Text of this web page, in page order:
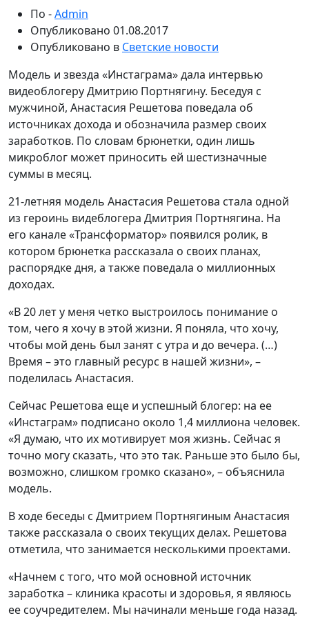
По -Admin
Опубликовано 01.08.2017
Опубликовано в Светские новости
Модель и звезда «Инстаграма» дала интервью
видеоблогеру Дмитрию Портнягину. Беседуя с
мужчиной, Анастасия Решетова поведала об
источниках дохода и обозначила размер своих
заработков. По словам брюнетки, один лишь
микроблог может приносить ей шестизначные
суммы в месяц.
21-летняя модель Анастасия Решетова стала одной
из героинь видеблогера Дмитрия Портнягина. На
его канале «Трансформатор» появился ролик, в
котором брюнетка рассказала о своих планах,
распорядке дня, а также поведала о миллионных
доходах.
«В 20 лет у меня четко выстроилось понимание о
том, чего я хочу в этой жизни. Я поняла, что хочу,
чтобы мой день был занят с утра и до вечера. (…)
Время – это главный ресурс в нашей жизни», –
поделилась Анастасия.
Сейчас Решетова еще и успешный блогер: на ее
«Инстаграм» подписано около 1,4 миллиона человек.
«Я думаю, что их мотивирует моя жизнь. Сейчас я
точно могу сказать, что это так. Раньше это было бы,
возможно, слишком громко сказано», – объяснила
модель.
В ходе беседы с Дмитрием Портнягиным Анастасия
также рассказала о своих текущих делах. Решетова
отметила, что занимается несколькими проектами.
«Начнем с того, что мой основной источник
заработка – клиника красоты и здоровья, я являюсь
ее соучредителем. Мы начинали меньше года назад.